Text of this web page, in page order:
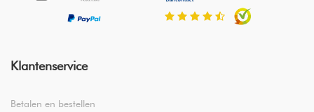
Klantenservice
Betalen en bestellen